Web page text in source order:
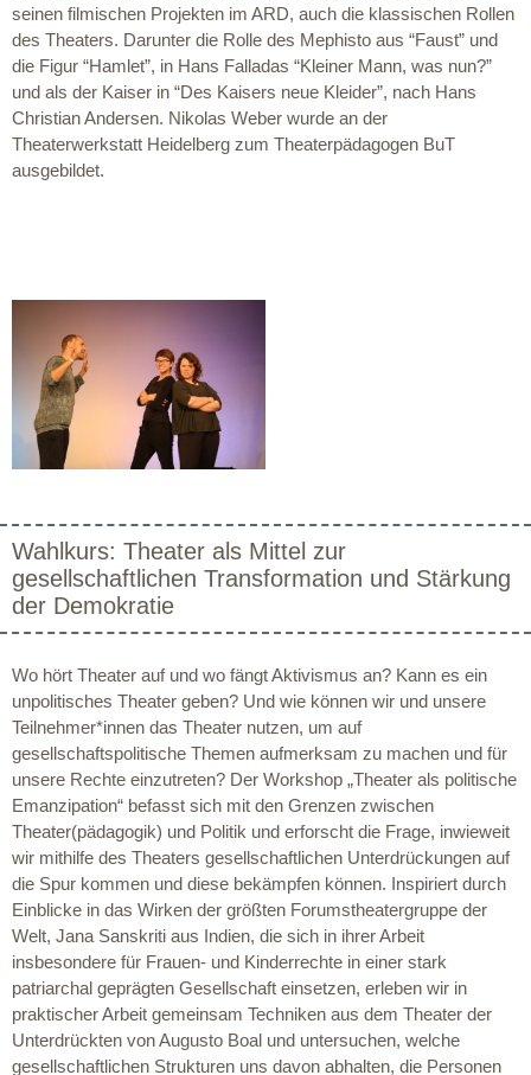
seinen filmischen Projekten im ARD, auch die klassischen Rollen
des Theaters. Darunter die Rolle des Mephisto aus “Faust” und
die Figur “Hamlet”, in Hans Falladas “Kleiner Mann, was nun?”
und als der Kaiser in “Des Kaisers neue Kleider”, nach Hans
Christian Andersen. Nikolas Weber wurde an der
Theaterwerkstatt Heidelberg zum Theaterpädagogen BuT
ausgebildet.
Wahlkurs: Theater als Mittel zur
gesellschaftlichen Transformation und Stärkung
der Demokratie
Wo hört Theater auf und wo fängt Aktivismus an? Kann es ein
unpolitisches Theater geben? Und wie können wir und unsere
Teilnehmer*innen das Theater nutzen, um auf
gesellschaftspolitische Themen aufmerksam zu machen und für
unsere Rechte einzutreten? Der Workshop „Theater als politische
Emanzipation“ befasst sich mit den Grenzen zwischen
Theater(pädagogik) und Politik und erforscht die Frage, inwieweit
wir mithilfe des Theaters gesellschaftlichen Unterdrückungen auf
die Spur kommen und diese bekämpfen können. Inspiriert durch
Einblicke in das Wirken der größten Forumstheatergruppe der
Welt, Jana Sanskriti aus Indien, die sich in ihrer Arbeit
insbesondere für Frauen- und Kinderrechte in einer stark
patriarchal geprägten Gesellschaft einsetzen, erleben wir in
praktischer Arbeit gemeinsam Techniken aus dem Theater der
Unterdrückten von Augusto Boal und untersuchen, welche
gesellschaftlichen Strukturen uns davon abhalten, die Personen